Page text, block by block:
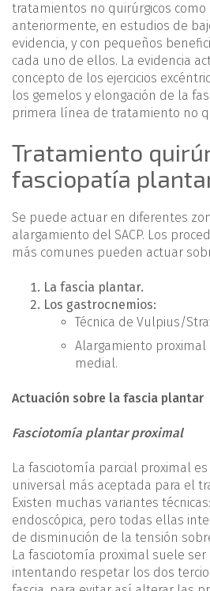
tratamientos no quirúrgicos como
anteriormente, en estudios de
evidencia, y con pequeños
cada uno de ellos. La evidencia
concepto de los ejercicios
los gemelos y elongación de la
primera línea de tratamiento no
Tratamiento
fasciopatía
Se puede actuar en diferentes
alargamiento del SACP. Los
más comunes pueden actuar
La fascia plantar.
Los gastrocnemios:
Técnica de Vulpius/
Alargamiento
medial.
Actuación sobre la fascia plantar
Fasciotomía plantar proximal
La fasciotomía parcial proximal
universal más aceptada para el
Existen muchas variantes
endoscópica, pero todas ellas
de disminución de la tensión
La fasciotomía proximal suele
intentando respetar los dos